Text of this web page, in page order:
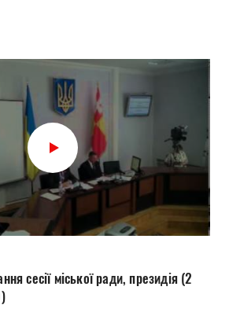
сесії міської ради, президія (2